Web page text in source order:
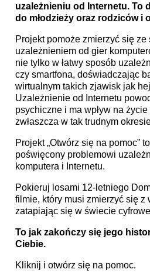
uzależnieniu od Internetu. To
do młodzieży oraz rodziców i
Projekt pomoże zmierzyć się ze
uzależnieniem od gier
nie tylko w łatwy sposób
czy smartfona, doświadczając
wirtualnym takich zjawisk jak
Uzależnienie od Internetu
psychiczne i ma wpływ na życie
zwłaszcza w tak trudnym
Projekt „Otwórz się na pomoc”
poświęcony problemowi
komputera i Internetu.
Pokieruj losami 12-letniego
filmie, który musi zmierzyć się z
zatapiając się w świecie
To jak zakończy się jego
Ciebie.
Kliknij i otwórz się na pomoc.